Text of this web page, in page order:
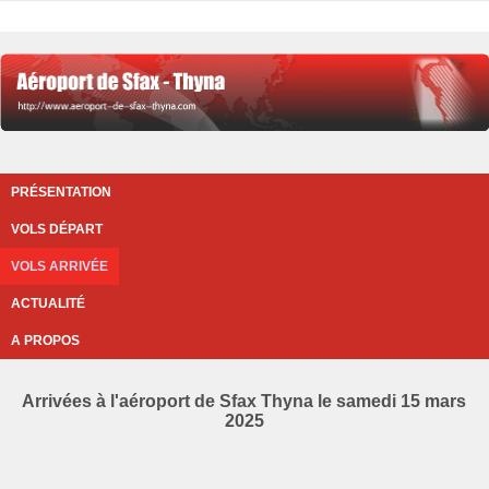
PRÉSENTATION
VOLS DÉPART
VOLS ARRIVÉE
ACTUALITÉ
A PROPOS
Arrivées à l'aéroport de Sfax Thyna le samedi 15 mars
2025